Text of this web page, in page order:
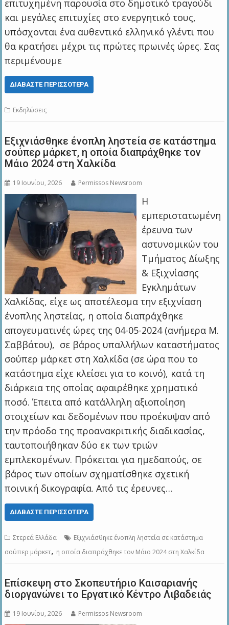
επιτυχημένη παρουσία στο δημοτικό τραγούδι
και μεγάλες επιτυχίες στο ενεργητικό τους,
υπόσχονται ένα αυθεντικό ελληνικό γλέντι που
θα κρατήσει μέχρι τις πρώτες πρωινές ώρες. Σας
περιμένουμε
ΔΙΑΒΆΣΤΕ ΠΕΡΙΣΣΌΤΕΡΑ
Εκδηλώσεις
Εξιχνιάσθηκε ένοπλη ληστεία σε κατάστημα
σούπερ μάρκετ, η οποία διαπράχθηκε τον
Μάιο 2024 στη Χαλκίδα
19 Ιουνίου, 2026 Permissos Newsroom
Η
εμπεριστατωμένη
έρευνα των
αστυνομικών του
Τμήματος Δίωξης
& Εξιχνίασης
Εγκλημάτων
Χαλκίδας, είχε ως αποτέλεσμα την εξιχνίαση
ένοπλης ληστείας, η οποία διαπράχθηκε
απογευματινές ώρες της 04-05-2024 (ανήμερα Μ.
Σαββάτου), σε βάρος υπαλλήλων καταστήματος
σούπερ μάρκετ στη Χαλκίδα (σε ώρα που το
κατάστημα είχε κλείσει για το κοινό), κατά τη
διάρκεια της οποίας αφαιρέθηκε χρηματικό
ποσό. Έπειτα από κατάλληλη αξιοποίηση
στοιχείων και δεδομένων που προέκυψαν από
την πρόοδο της προανακριτικής διαδικασίας,
ταυτοποιήθηκαν δύο εκ των τριών
εμπλεκομένων. Πρόκειται για ημεδαπούς, σε
βάρος των οποίων σχηματίσθηκε σχετική
ποινική δικογραφία. Από τις έρευνες…
ΔΙΑΒΆΣΤΕ ΠΕΡΙΣΣΌΤΕΡΑ
Στερεά Ελλάδα
Εξιχνιάσθηκε ένοπλη ληστεία σε κατάστημα
σούπερ μάρκετ, η οποία διαπράχθηκε τον Μάιο 2024 στη Χαλκίδα
Επίσκεψη στο Σκοπευτήριο Καισαριανής
διοργανώνει το Εργατικό Κέντρο Λιβαδειάς
19 Ιουνίου, 2026 Permissos Newsroom